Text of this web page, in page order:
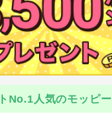
No.1人気のモッピー